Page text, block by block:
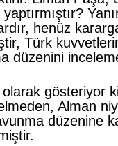
henüz
Türk
düzenini
olarak gösteriyor
Alman
düzenine